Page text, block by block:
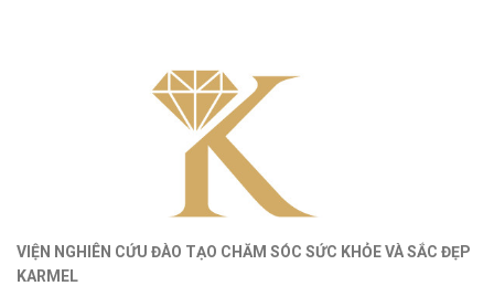
VIỆN NGHIÊN CỨU ĐÀO TẠO CHĂM SÓC SỨC KHỎEVÀSẮC ĐẸP
KARMEL